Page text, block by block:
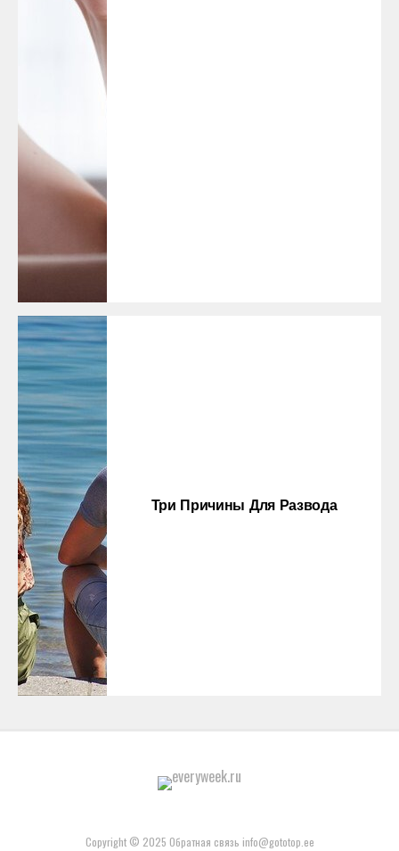
Три Причины Для Развода
Copyright © 2025 Обратная связь info@gototop.ee